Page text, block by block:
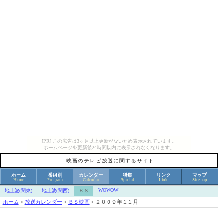
[PR] この広告は3ヶ月以上更新がないため表示されています。
ホームページを更新後24時間以内に表示されなくなります。
映画のテレビ放送に関するサイト
ホーム
Home
番組別
Program
カレンダー
Calendar
特集
Special
リンク
Link
マップ
Sitemap
地上波(関東) 地上波(関西) ＢＳ WOWOW
ホーム > 放送カレンダー > ＢＳ映画> ２００９年１１月